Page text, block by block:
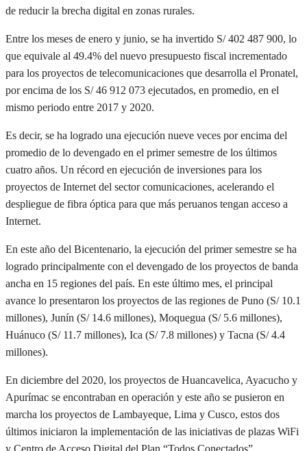
de reducir la brecha digital en zonas rurales.
Entre los meses de enero y junio, se ha invertido S/ 402 487 900, lo
que equivale al 49.4% del nuevo presupuesto fiscal incrementado
para los proyectos de telecomunicaciones que desarrolla el Pronatel,
por encima de los S/ 46 912 073 ejecutados, en promedio, en el
mismo periodo entre 2017 y 2020.
Es decir, se ha logrado una ejecución nueve veces por encima del
promedio de lo devengado en el primer semestre de los últimos
cuatro años. Un récord en ejecución de inversiones para los
proyectos de Internet del sector comunicaciones, acelerando el
despliegue de fibra óptica para que más peruanos tengan acceso a
Internet.
En este año del Bicentenario, la ejecución del primer semestre se ha
logrado principalmente con el devengado de los proyectos de banda
ancha en 15 regiones del país. En este último mes, el principal
avance lo presentaron los proyectos de las regiones de Puno (S/ 10.1
millones), Junín (S/ 14.6 millones), Moquegua (S/ 5.6 millones),
Huánuco (S/ 11.7 millones), Ica (S/ 7.8 millones) y Tacna (S/ 4.4
millones).
En diciembre del 2020, los proyectos de Huancavelica, Ayacucho y
Apurímac se encontraban en operación y este año se pusieron en
marcha los proyectos de Lambayeque, Lima y Cusco, estos dos
últimos iniciaron la implementación de las iniciativas de plazas WiFi
y Centro de Acceso Digital del Plan “Todos Conectados”.